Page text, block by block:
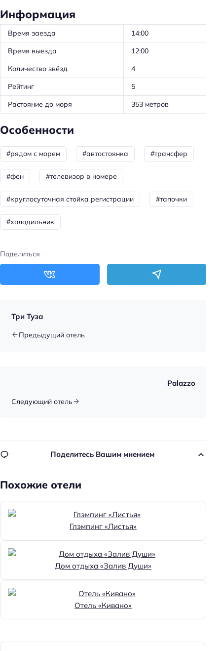
Парковка
Достижения
Хорошее место
Главное
Парковка
Информация
Время заезда
14:00
Время выезда
12:00
Количество звёзд
4
Рейтинг
5
Растояние до моря
353 метров
Особенности
#рядом с морем #автостоянка #трансфер
#фен #телевизор в номере
#круглосуточная стойка регистрации #тапочки
#холодильник
Поделиться
Три Туза
Предыдущий отель
Palazzo
Следующий отель
Поделитесь Вашим мнением
Похожие отели
Глэмпинг «Листья»
Дом отдыха «Залив Души»
Отель «Кивано»